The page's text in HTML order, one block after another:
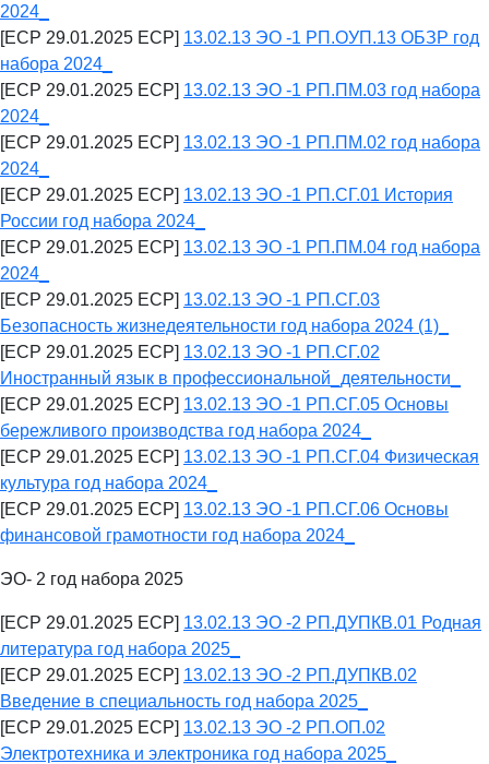
2024_
[ECP 29.01.2025 ECP] 13.02.13 ЭО -1 РП.ОУП.13 ОБЗР год
набора 2024_
[ECP 29.01.2025 ECP] 13.02.13 ЭО -1 РП.ПМ.03 год набора
2024_
[ECP 29.01.2025 ECP] 13.02.13 ЭО -1 РП.ПМ.02 год набора
2024_
[ECP 29.01.2025 ECP] 13.02.13 ЭО -1 РП.СГ.01 История
России год набора 2024_
[ECP 29.01.2025 ECP] 13.02.13 ЭО -1 РП.ПМ.04 год набора
2024_
[ECP 29.01.2025 ECP] 13.02.13 ЭО -1 РП.СГ.03
Безопасность жизнедеятельности год набора 2024 (1)_
[ECP 29.01.2025 ECP] 13.02.13 ЭО -1 РП.СГ.02
Иностранный язык в профессиональной_деятельности_
[ECP 29.01.2025 ECP] 13.02.13 ЭО -1 РП.СГ.05 Основы
бережливого производства год набора 2024_
[ECP 29.01.2025 ECP] 13.02.13 ЭО -1 РП.СГ.04 Физическая
культура год набора 2024_
[ECP 29.01.2025 ECP] 13.02.13 ЭО -1 РП.СГ.06 Основы
финансовой грамотности год набора 2024_
ЭО- 2 год набора 2025
[ECP 29.01.2025 ECP] 13.02.13 ЭО -2 РП.ДУПКВ.01 Родная
литература год набора 2025_
[ECP 29.01.2025 ECP] 13.02.13 ЭО -2 РП.ДУПКВ.02
Введение в специальность год набора 2025_
[ECP 29.01.2025 ECP] 13.02.13 ЭО -2 РП.ОП.02
Электротехника и электроника год набора 2025_